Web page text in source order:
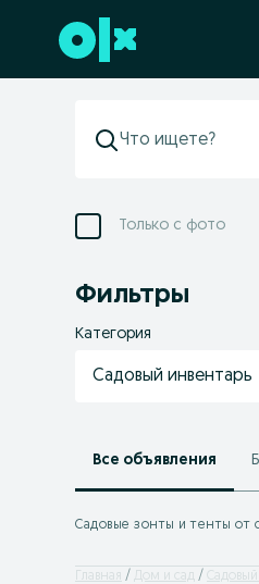
Перейти к нижнему
Только с фото
Фильтры
Категория
Садовый инвентарь
Все объявления
Садовые зонты и тенты от
Главная Дом и сад Садовый